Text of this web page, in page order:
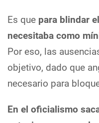
Es que para blindar
necesitaba como
Por eso, las
objetivo, dado que
necesario para
En el oficialismo